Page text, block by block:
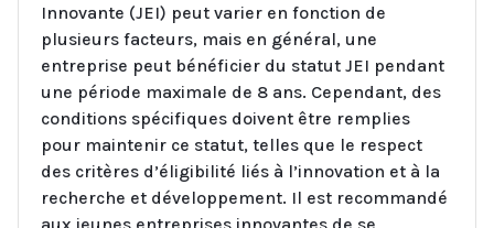
Innovante (JEI) peut varier en fonction de
plusieurs facteurs, mais en général, une
entreprise peut bénéficier du statut JEI pendant
une période maximale de 8 ans. Cependant, des
conditions spécifiques doivent être remplies
pour maintenir ce statut, telles que le respect
des critères d’éligibilité liés à l’innovation et à la
recherche et développement. Il est recommandé